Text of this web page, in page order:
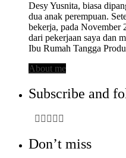
Desy Yusnita, biasa
dua anak perempuan.
bekerja, pada November
dari pekerjaan saya dan
Ibu Rumah Tangga
About me
Subscribe and
Don’t miss